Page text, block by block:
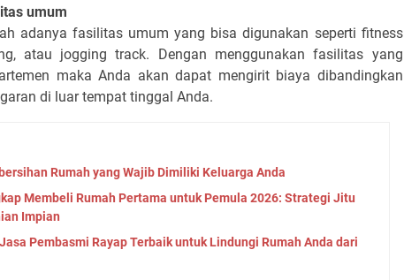
umum
adanya fasilitas umum yang bisa digunakan seperti fitness
atau jogging track. Dengan menggunakan fasilitas yang
maka Anda akan dapat mengirit biaya dibandingkan
di luar tempat tinggal Anda.
Rumah yang Wajib Dimiliki Keluarga Anda
Membeli Rumah Pertama untuk Pemula 2026: Strategi Jitu
Impian
Pembasmi Rayap Terbaik untuk Lindungi Rumah Anda dari